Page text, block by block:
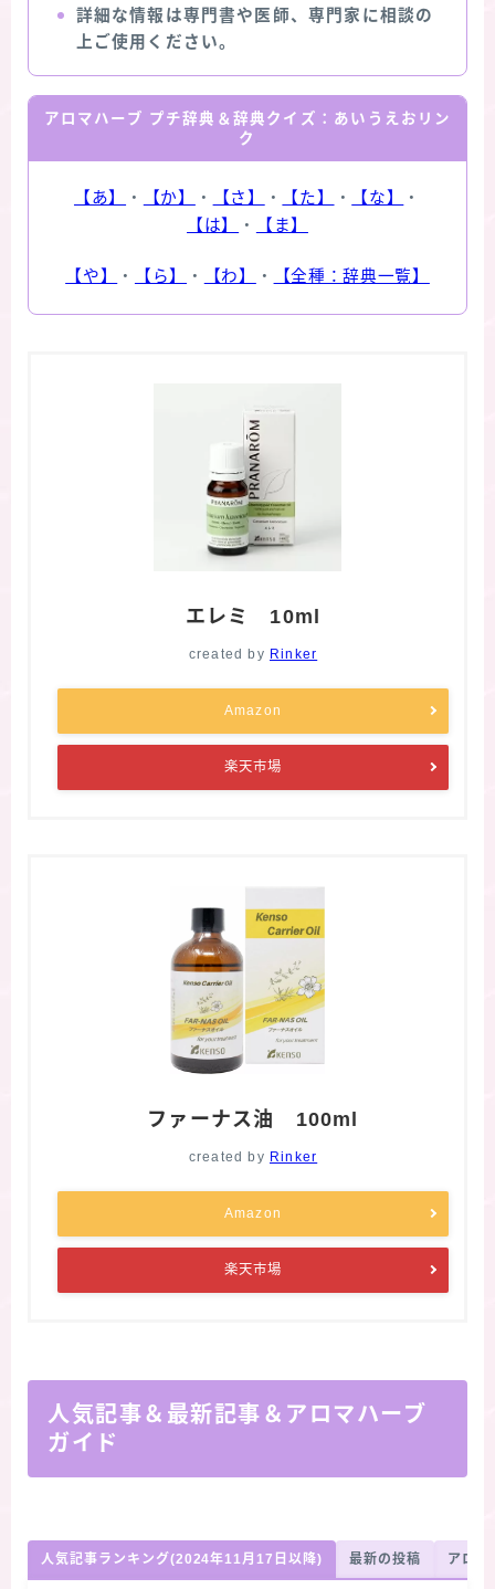
詳細な情報は専門書や医師、専門家に相談の
上ご使用ください。
アロマハーブ プチ辞典＆辞典クイズ：あいうえおリン
ク
【あ】 ・ 【か】 ・ 【さ】 ・ 【た】 ・ 【な】
・
【は】
・ 【ま】
【や】 ・ 【ら】 ・ 【わ】 ・ 【全種：辞典一覧】
エレミ 10ml
created by Rinker
Amazon
楽天市場
ファーナス油 100ml
created by Rinker
Amazon
楽天市場
人気記事＆最新記事＆アロマハーブ
ガイド
人気記事ランキング(2024年11月17日以降) 最新の投稿 アロマ